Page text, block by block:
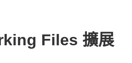
Files 擴展